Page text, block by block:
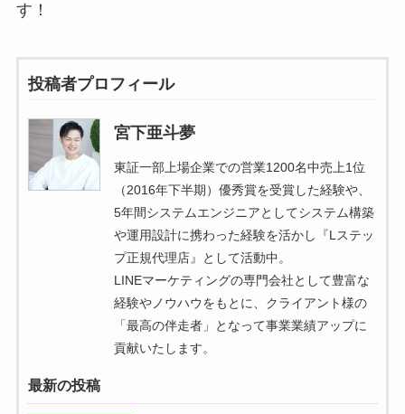
す！
投稿者プロフィール
宮下亜斗夢
東証一部上場企業での営業1200名中売上1位
（2016年下半期）優秀賞を受賞した経験や、
5年間システムエンジニアとしてシステム構築
や運用設計に携わった経験を活かし『Lステッ
プ正規代理店』として活動中。
LINEマーケティングの専門会社として豊富な
経験やノウハウをもとに、クライアント様の
「最高の伴走者」となって事業業績アップに
貢献いたします。
最新の投稿